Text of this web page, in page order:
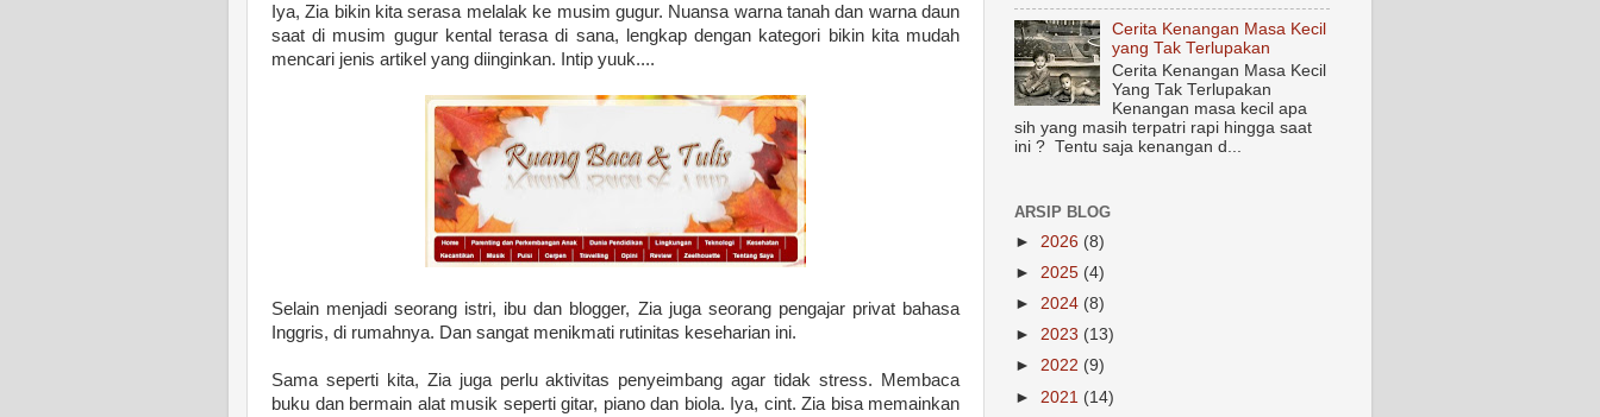
Iya, Zia bikin kita serasa melalak ke musim gugur. Nuansa warna tanah dan warna daun
saat di musim gugur kental terasa di sana, lengkap dengan kategori bikin kita mudah
mencari jenis artikel yang diinginkan. Intip yuuk....
Selain menjadi seorang istri, ibu dan blogger, Zia juga seorang pengajar privat bahasa
Inggris, di rumahnya. Dan sangat menikmati rutinitas keseharian ini.
Sama seperti kita, Zia juga perlu aktivitas penyeimbang agar tidak stress. Membaca
buku dan bermain alat musik seperti gitar, piano dan biola. Iya, cint. Zia bisa memainkan
Cerita Kenangan Masa Kecil
yang Tak Terlupakan
Cerita Kenangan Masa Kecil
Yang Tak Terlupakan
Kenangan masa kecil apa
sih yang masih terpatri rapi hingga saat
ini ? Tentu saja kenangan d...
ARSIP BLOG
► 2026 (8)
► 2025 (4)
► 2024 (8)
► 2023 (13)
► 2022 (9)
► 2021 (14)